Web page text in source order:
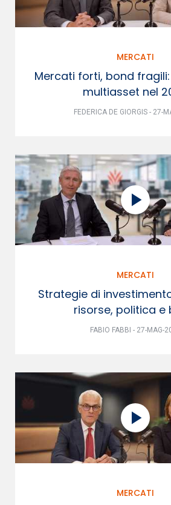
MERCATI
Mercati forti, bond
multiasset nel
FEDERICA DE GIORGIS - 27-
MERCATI
Strategie di
risorse, politica e
FABIO FABBI - 27-MAG-
MERCATI